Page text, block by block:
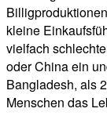
kleine
vielfach
oder China ein
Bangladesh, als
Menschen das